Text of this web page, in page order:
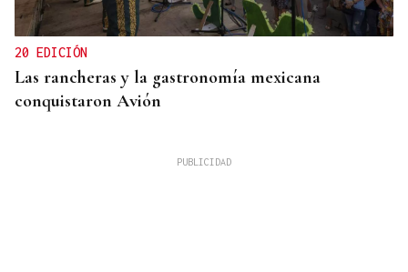
20 EDICIÓN
Las rancheras y la gastronomía mexicana
conquistaron Avión